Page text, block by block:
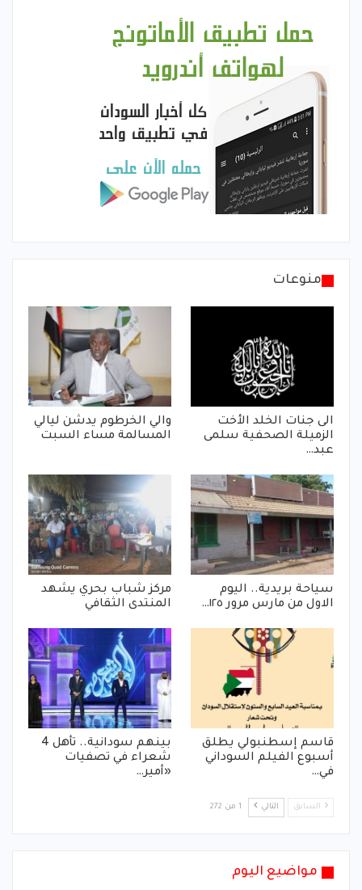
منوعات
الى جنات الخلد الأخت
الزميلة الصحفية سلمى
عبد…
والي الخرطوم يدشن ليالي
المسالمة مساء السبت
سياحة بريدية.. اليوم
الاول من مارس مرور ١٢٥…
مركز شباب بحري يشهد
المنتدى الثقافي
قاسم إسطنبولي يطلق
أسبوع الفيلم السوداني
في…
بينهم سودانية.. تأهل 4
شعراء في تصفيات
«أمير…
السابق التالي 1 من 272
مواضيع اليوم